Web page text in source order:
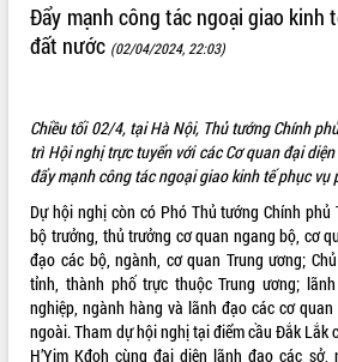
LÃNH ĐẠO UBND TỈNH
SỞ, BAN, NGÀNH
THÔNG TIN CHỈ ĐẠO ĐIỀU HÀNH
HỆ THỐNG VĂN BẢN
VĂN BẢN HĐND TỈNH
Đẩy mạnh công tác ngoại giao kinh
đất nước (02/04/2024, 22:03)
Chiều tối 02/4, tại Hà Nội, Thủ tướng Chính
trì Hội nghị trực tuyến với các Cơ quan đại
đẩy mạnh công tác ngoại giao kinh tế phục vụ
Dự hội nghị còn có Phó Thủ tướng Chính phủ
bộ trưởng, thủ trưởng cơ quan ngang bộ, cơ
đạo các bộ, ngành, cơ quan Trung ương;
tỉnh, thành phố trực thuộc Trung ương;
nghiệp, ngành hàng và lãnh đạo các cơ
ngoài. Tham dự hội nghị tại điểm cầu Đắk Lắk
H’Yim Kđoh cùng đại diện lãnh đạo các